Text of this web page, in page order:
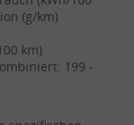
(g/km)
km)
199 -